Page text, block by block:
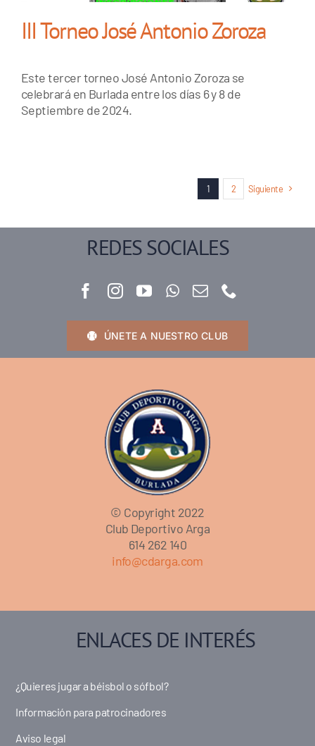
III Torneo José Antonio Zoroza
Este tercer torneo José Antonio Zoroza se
celebrará en Burlada entre los días 6 y 8 de
Septiembre de 2024.
1 2 Siguiente
REDES SOCIALES
ÚNETE A NUESTRO CLUB
© Copyright 2022
Club Deportivo Arga
614 262 140
info@cdarga.com
ENLACES DE INTERÉS
¿Quieres jugar a béisbol o sófbol?
Información para patrocinadores
Aviso legal